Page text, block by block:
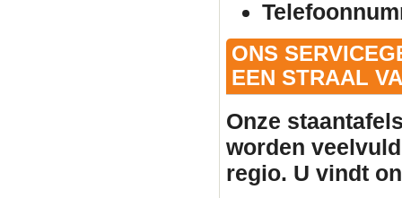
ONS
EEN STRAAL
Onze
worden
regio. U vindt